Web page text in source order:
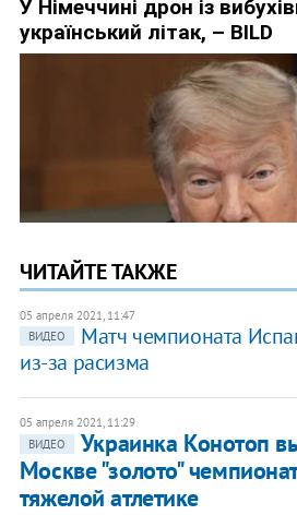
ЧИТАЙТЕ ТАКЖЕ
05 апреля 2021, 11:47
ВИДЕО
Матч чемпионата
из-за расизма
05 апреля 2021, 11:29
ВИДЕО
Украинка Конотоп
Москве "золото"
тяжелой атлетике